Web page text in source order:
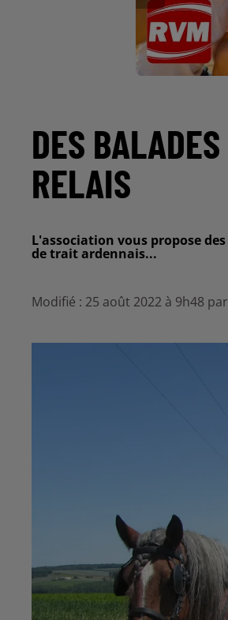
DES
RELAIS
L'association vous propose
de trait ardennais...
Modifié : 25 août 2022 à 9h48